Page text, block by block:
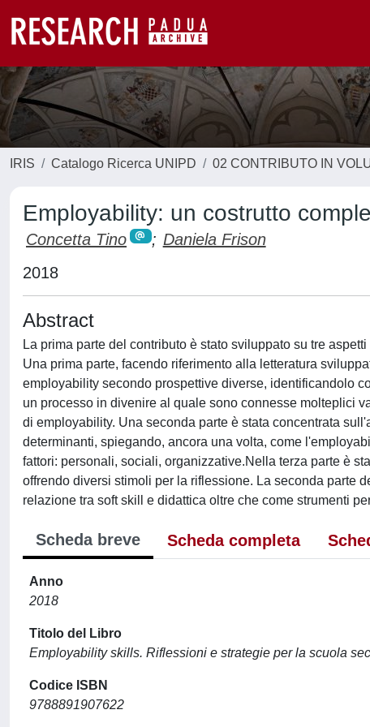
IRIS Catalogo Ricerca UNIPD 02 CONTRIBUTO IN
Employability: un costrutto
Concetta Tino ; Daniela Frison
2018
Abstract
La prima parte del contributo è stato sviluppato su tre
Una prima parte, facendo riferimento alla letteratura
employability secondo prospettive diverse, identificandolo
un processo in divenire al quale sono connesse molteplici
di employability. Una seconda parte è stata concentrata
determinanti, spiegando, ancora una volta, come
fattori: personali, sociali, organizzative.Nella terza parte è
offrendo diversi stimoli per la riflessione. La seconda parte
relazione tra soft skill e didattica oltre che come strumenti
Scheda breve Scheda completa
Anno
2018
Titolo del Libro
Employability skills. Riflessioni e strategie per la scuola
Codice ISBN
9788891907622